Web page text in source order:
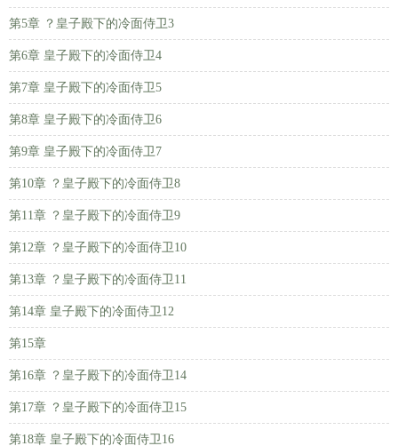
第5章 ？皇子殿下的冷面侍卫3
第6章 皇子殿下的冷面侍卫4
第7章 皇子殿下的冷面侍卫5
第8章 皇子殿下的冷面侍卫6
第9章 皇子殿下的冷面侍卫7
第10章 ？皇子殿下的冷面侍卫8
第11章 ？皇子殿下的冷面侍卫9
第12章 ？皇子殿下的冷面侍卫10
第13章 ？皇子殿下的冷面侍卫11
第14章 皇子殿下的冷面侍卫12
第15章
第16章 ？皇子殿下的冷面侍卫14
第17章 ？皇子殿下的冷面侍卫15
第18章 皇子殿下的冷面侍卫16